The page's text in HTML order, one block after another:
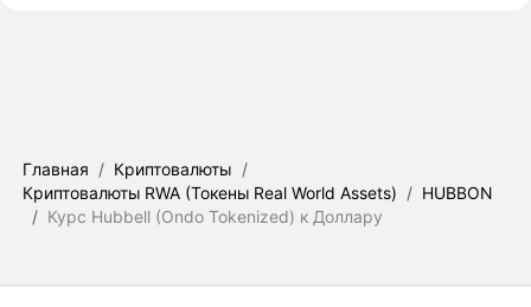
Главная / Криптовалюты /
Криптовалюты RWA (Токены Real World Assets) / HUBBON
/ Курс Hubbell (Ondo Tokenized) к Доллару